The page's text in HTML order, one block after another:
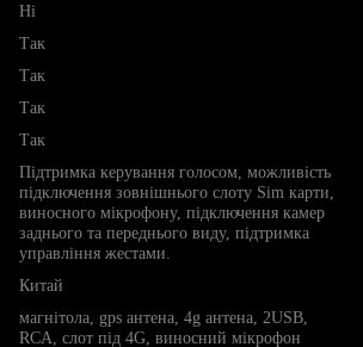
Ні
Так
Так
Так
Так
Підтримка керування голосом, можливість
підключення зовнішнього слоту Sim карти,
виносного мікрофону, підключення камер
заднього та переднього виду, підтримка
управління жестами.
Китай
магнітола, gps антена, 4g антена, 2USB,
RCA, слот під 4G, виносний мікрофон